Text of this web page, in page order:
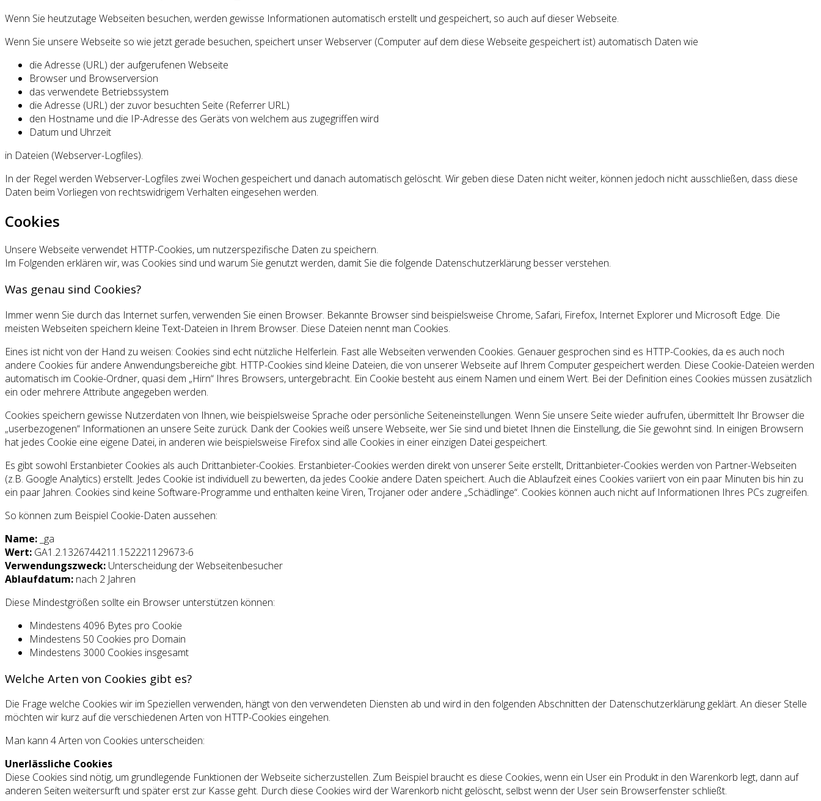
Wenn Sie heutzutage Webseiten besuchen, werden gewisse Informationen automatisch erstellt und gespeichert, so auch auf dieser Webseite.
Wenn Sie unsere Webseite so wie jetzt gerade besuchen, speichert unser Webserver (Computer auf dem diese Webseite gespeichert ist) automatisch Daten wie
die Adresse (URL) der aufgerufenen Webseite
Browser und Browserversion
das verwendete Betriebssystem
die Adresse (URL) der zuvor besuchten Seite (Referrer URL)
den Hostname und die IP-Adresse des Geräts von welchem aus zugegriffen wird
Datum und Uhrzeit
in Dateien (Webserver-Logfiles).
In der Regel werden Webserver-Logfiles zwei Wochen gespeichert und danach automatisch gelöscht. Wir geben diese Daten nicht weiter, können jedoch nicht ausschließen, dass diese
Daten beim Vorliegen von rechtswidrigem Verhalten eingesehen werden.
Cookies
Unsere Webseite verwendet HTTP-Cookies, um nutzerspezifische Daten zu speichern.
Im Folgenden erklären wir, was Cookies sind und warum Sie genutzt werden, damit Sie die folgende Datenschutzerklärung besser verstehen.
Was genau sind Cookies?
Immer wenn Sie durch das Internet surfen, verwenden Sie einen Browser. Bekannte Browser sind beispielsweise Chrome, Safari, Firefox, Internet Explorer und Microsoft Edge. Die
meisten Webseiten speichern kleine Text-Dateien in Ihrem Browser. Diese Dateien nennt man Cookies.
Eines ist nicht von der Hand zu weisen: Cookies sind echt nützliche Helferlein. Fast alle Webseiten verwenden Cookies. Genauer gesprochen sind es HTTP-Cookies, da es auch noch
andere Cookies für andere Anwendungsbereiche gibt. HTTP-Cookies sind kleine Dateien, die von unserer Webseite auf Ihrem Computer gespeichert werden. Diese Cookie-Dateien werden
automatisch im Cookie-Ordner, quasi dem „Hirn“ Ihres Browsers, untergebracht. Ein Cookie besteht aus einem Namen und einem Wert. Bei der Definition eines Cookies müssen zusätzlich
ein oder mehrere Attribute angegeben werden.
Cookies speichern gewisse Nutzerdaten von Ihnen, wie beispielsweise Sprache oder persönliche Seiteneinstellungen. Wenn Sie unsere Seite wieder aufrufen, übermittelt Ihr Browser die
„userbezogenen“ Informationen an unsere Seite zurück. Dank der Cookies weiß unsere Webseite, wer Sie sind und bietet Ihnen die Einstellung, die Sie gewohnt sind. In einigen Browsern
hat jedes Cookie eine eigene Datei, in anderen wie beispielsweise Firefox sind alle Cookies in einer einzigen Datei gespeichert.
Es gibt sowohl Erstanbieter Cookies als auch Drittanbieter-Cookies. Erstanbieter-Cookies werden direkt von unserer Seite erstellt, Drittanbieter-Cookies werden von Partner-Webseiten
(z.B. Google Analytics) erstellt. Jedes Cookie ist individuell zu bewerten, da jedes Cookie andere Daten speichert. Auch die Ablaufzeit eines Cookies variiert von ein paar Minuten bis hin zu
ein paar Jahren. Cookies sind keine Software-Programme und enthalten keine Viren, Trojaner oder andere „Schädlinge“. Cookies können auch nicht auf Informationen Ihres PCs zugreifen.
So können zum Beispiel Cookie-Daten aussehen:
Name: _ga
Wert: GA1.2.1326744211.152221129673-6
Verwendungszweck: Unterscheidung der Webseitenbesucher
Ablaufdatum: nach 2 Jahren
Diese Mindestgrößen sollte ein Browser unterstützen können:
Mindestens 4096 Bytes pro Cookie
Mindestens 50 Cookies pro Domain
Mindestens 3000 Cookies insgesamt
Welche Arten von Cookies gibt es?
Die Frage welche Cookies wir im Speziellen verwenden, hängt von den verwendeten Diensten ab und wird in den folgenden Abschnitten der Datenschutzerklärung geklärt. An dieser Stelle
möchten wir kurz auf die verschiedenen Arten von HTTP-Cookies eingehen.
Man kann 4 Arten von Cookies unterscheiden:
Unerlässliche Cookies
Diese Cookies sind nötig, um grundlegende Funktionen der Webseite sicherzustellen. Zum Beispiel braucht es diese Cookies, wenn ein User ein Produkt in den Warenkorb legt, dann auf
anderen Seiten weitersurft und später erst zur Kasse geht. Durch diese Cookies wird der Warenkorb nicht gelöscht, selbst wenn der User sein Browserfenster schließt.